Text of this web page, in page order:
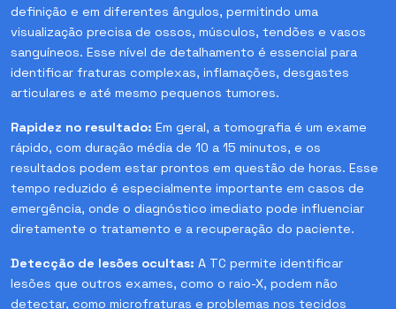
definição e em diferentes ângulos, permitindo uma
visualização precisa de ossos, músculos, tendões e vasos
sanguíneos. Esse nível de detalhamento é essencial para
identificar fraturas complexas, inflamações, desgastes
articulares e até mesmo pequenos tumores.
Rapidez no resultado: Em geral, a tomografia é um exame
rápido, com duração média de 10 a 15 minutos, e os
resultados podem estar prontos em questão de horas. Esse
tempo reduzido é especialmente importante em casos de
emergência, onde o diagnóstico imediato pode influenciar
diretamente o tratamento e a recuperação do paciente.
Detecção de lesões ocultas: A TC permite identificar
lesões que outros exames, como o raio-X, podem não
detectar, como microfraturas e problemas nos tecidos